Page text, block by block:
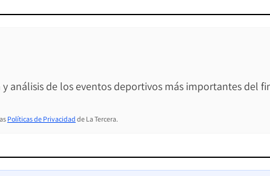
análisis de los eventos deportivos más importantes del
Políticas de Privacidad de La Tercera.